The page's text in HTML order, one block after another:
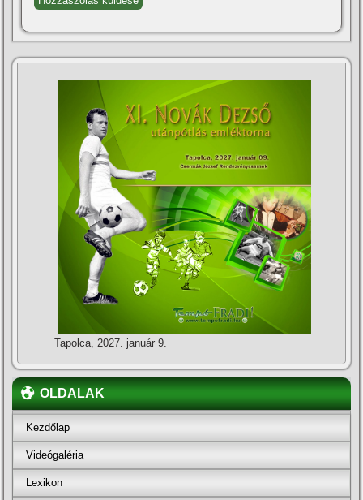
Tapolca, 2027. január 9.
OLDALAK
Kezdőlap
Videógaléria
Lexikon